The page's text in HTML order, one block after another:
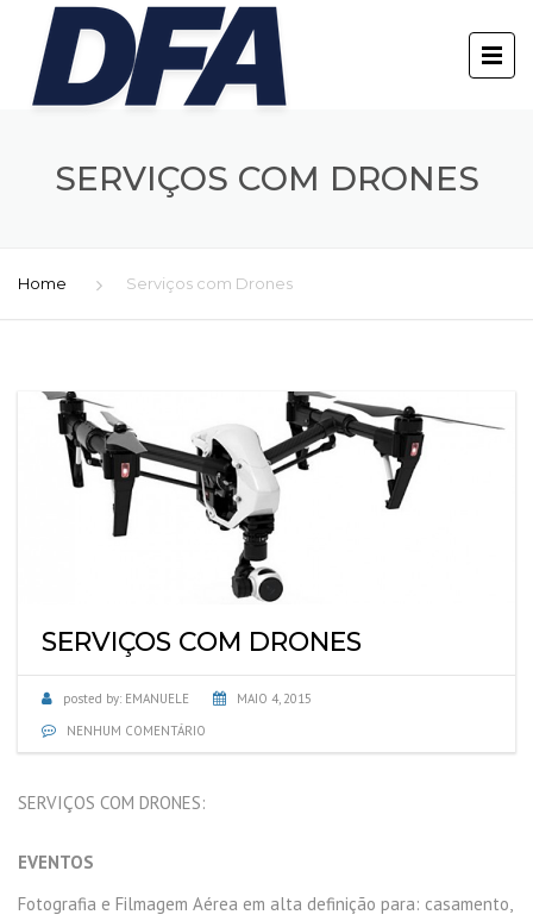
SERVIÇOS COM DRONES
Home Serviços com Drones
SERVIÇOS COM DRONES
posted by: EMANUELE
MAIO 4, 2015
NENHUM COMENTÁRIO
SERVIÇOS COM DRONES:
EVENTOS
Fotografia e Filmagem Aérea em alta definição para: casamento,